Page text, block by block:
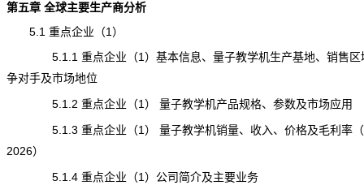
第五章 全球主要生产商分析
5.1 重点企业（1）
5.1.1 重点企业（1）基本信息、量子教学机生产基地、销售区
争对手及市场地位
5.1.2 重点企业（1） 量子教学机产品规格、参数及市场应用
5.1.3 重点企业（1） 量子教学机销量、收入、价格及毛利率（
2026）
5.1.4 重点企业（1）公司简介及主要业务